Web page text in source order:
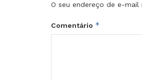
O seu endereço de e-mail
Comentário *